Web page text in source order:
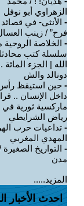
الزهراوي أبو نوفل
- الأنثى- في
فرح” / زينب
- الخلاصة الروحية
سلسلة كتب
الله | الجزء المائة
دونالد والش
- حين استيقظ
داخل الإنسان ..
ماركسية ثورية
رياض الشرايطي
- تداعيات حرب
المهدي المغربي
- التواريخ
مدن
المزيد.....
احدث الأخبار